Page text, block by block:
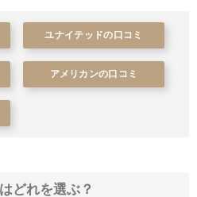
ユナイテッドの口コミ
アメリカンの口コミ
どれを選ぶ？